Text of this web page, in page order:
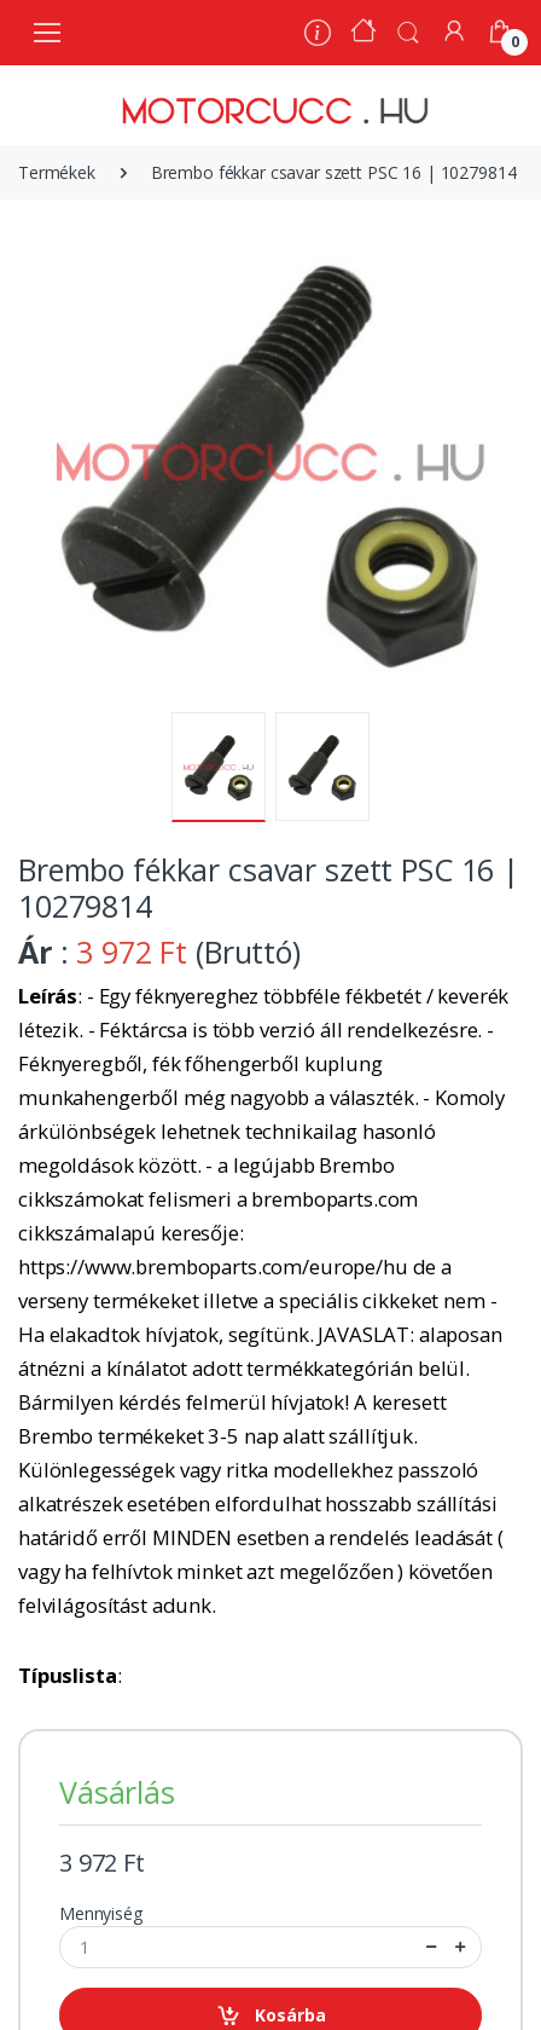
0
Termékek Brembo fékkar csavar szett PSC 16 | 10279814
Brembo fékkar csavar szett PSC 16 |
10279814
Ár : 3 972 Ft (Bruttó)
Leírás: - Egy féknyereghez többféle fékbetét / keverék
létezik. - Féktárcsa is több verzió áll rendelkezésre. -
Féknyeregből, fék főhengerből kuplung
munkahengerből még nagyobb a választék. - Komoly
árkülönbségek lehetnek technikailag hasonló
megoldások között. - a legújabb Brembo
cikkszámokat felismeri a bremboparts.com
cikkszámalapú keresője:
https://www.bremboparts.com/europe/hu de a
verseny termékeket illetve a speciális cikkeket nem -
Ha elakadtok hívjatok, segítünk. JAVASLAT: alaposan
átnézni a kínálatot adott termékkategórián belül.
Bármilyen kérdés felmerül hívjatok! A keresett
Brembo termékeket 3-5 nap alatt szállítjuk.
Különlegességek vagy ritka modellekhez passzoló
alkatrészek esetében elfordulhat hosszabb szállítási
határidő erről MINDEN esetben a rendelés leadását (
vagy ha felhívtok minket azt megelőzően ) követően
felvilágosítást adunk.
Típuslista:
Vásárlás
3 972 Ft
Mennyiség
Kosárba
0